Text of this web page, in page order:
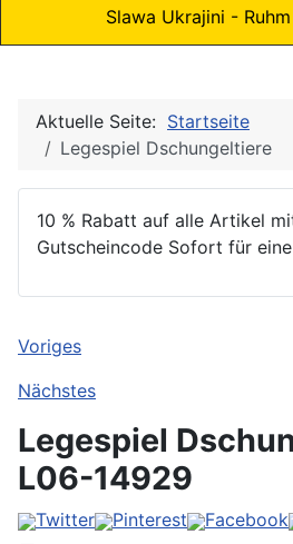
Slawa Ukrajini -
Aktuelle Seite: Startseite
Legespiel Dschungeltiere
10 % Rabatt auf alle Artikel
Gutscheincode Sofort für
Voriges
Nächstes
Legespiel
L06-14929
Twitter Pinterest Facebook